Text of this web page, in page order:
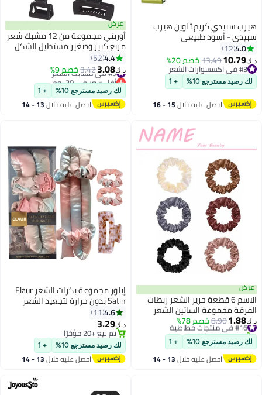
هيرب سبيدي كريم تلوين هيرب
سبيدي - أسود طبيعي
4.0
12
د.ك‏10.79
13.49خصم 20%
#3 في اكسسوارات الشعر
#3 في اكسسوارات الشعر
لك رصيد مسترجع 10% + 1
احصل عليه خلال 15 - 16
عرض
أوريتي مجموعة من 12 مشبك شعر
مربع كبير وصغير مستطيل الشكل
غير قابل للانزلاق غير لامع كبير الحجم
للنساء
4.4
52
د.ك‏3.08
3.42خصم 9% #9 في مشابك الشعر
أقل سعر في 30 يوم
#9 في مشابك الشعر
لك رصيد مسترجع 10% + 1
احصل عليه خلال 13 - 14
عرض
الاسم 6 قطعة حرير الشعر ربطات
الفرقة مجموعة الساتين الشعر
Scrunchies متعددة الألوان للبنات
النساء
د.ك‏1.88
8.90خصم 78% #16 في منتجات مطاطية
تم بيع +10 مؤخرًا
#16 في منتجات مطاطية
لك رصيد مسترجع 10% + 1
احصل عليه خلال 13 - 14
إيلور مجموعة بكرات الشعر Elaur
Satin بدون حرارة لتجعيد الشعر
بدون حرارة | أدوات تجعيد الشعر
بدون حرارة طوال الليل للنوم | عصابة
رأس لتجعيد الشعر للشعر القصير
والطويل | أداة تجعيد الشعر (لؤلؤي)
4.6
11
د.ك‏3.29
تم بيع +20 مؤخرًا
تم بيع +20 مؤخرًا
لك رصيد مسترجع 10% + 1
احصل عليه خلال 13 - 14